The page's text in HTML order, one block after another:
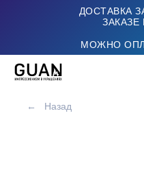
ДОСТАВКА
ЗАКАЗЕ
МОЖНО
← Назад